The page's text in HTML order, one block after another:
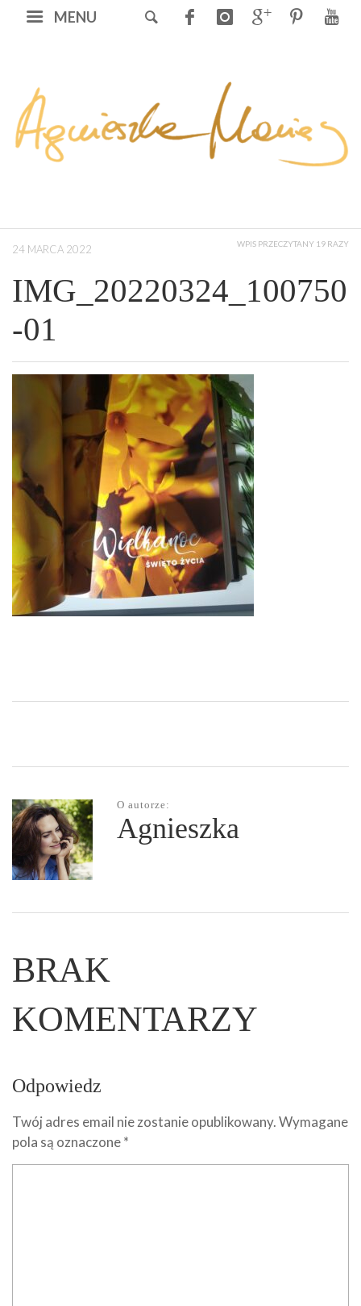
MENU
24 MARCA 2022 WPIS PRZECZYTANY 19 RAZY
IMG_20220324_100750
-01
O autorze:
Agnieszka
BRAK
KOMENTARZY
Odpowiedz
Twój adres email nie zostanie opublikowany.Wymagane
pola są oznaczone*